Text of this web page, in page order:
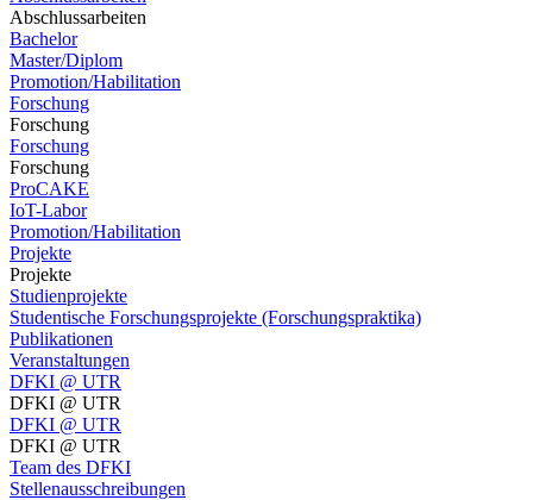
Abschlussarbeiten
Bachelor
Master/Diplom
Promotion/Habilitation
Forschung
Forschung
Forschung
Forschung
ProCAKE
IoT-Labor
Promotion/Habilitation
Projekte
Projekte
Studienprojekte
Studentische Forschungsprojekte (Forschungspraktika)
Publikationen
Veranstaltungen
DFKI @ UTR
DFKI @ UTR
DFKI @ UTR
DFKI @ UTR
Team des DFKI
Stellenausschreibungen